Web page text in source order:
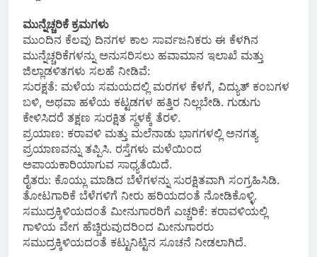
ಮುನ್ನೆಚ್ಚರಿಕೆ ಕ್ರಮಗಳು
ಮುಂದಿನ ಕೆಲವು ದಿನಗಳ ಕಾಲ ಸಾರ್ವಜನಿಕರು ಈ ಕೆಳಗಿನ
ಮುನ್ನೆಚ್ಚರಿಕೆಗಳನ್ನು ಅನುಸರಿಸಲು ಹವಾಮಾನ ಇಲಾಖೆ ಮತ್ತು
ಜಿಲ್ಲಾಡಳಿತಗಳು ಸಲಹೆ ನೀಡಿವೆ:
ಸುರಕ್ಷತೆ: ಮಳೆಯ ಸಮಯದಲ್ಲಿ ಮರಗಳ ಕೆಳಗೆ, ವಿದ್ಯುತ್ ಕಂಬಗಳ
ಬಳಿ, ಅಥವಾ ಹಳೆಯ ಕಟ್ಟಡಗಳ ಹತ್ತಿರ ನಿಲ್ಲಬೇಡಿ. ಗುಡುಗು
ಕೇಳಿಸಿದರೆ ತಕ್ಷಣ ಸುರಕ್ಷಿತ ಸ್ಥಳಕ್ಕೆ ತೆರಳಿ.
ಪ್ರಯಾಣ: ಕರಾವಳಿ ಮತ್ತು ಮಲೆನಾಡು ಭಾಗಗಳಲ್ಲಿ ಅನಗತ್ಯ
ಪ್ರಯಾಣವನ್ನು ತಪ್ಪಿಸಿ. ರಸ್ತೆಗಳು ಮಳೆಯಿಂದ
ಅಪಾಯಕಾರಿಯಾಗುವ ಸಾಧ್ಯತೆಯಿದೆ.
ರೈತರು: ಕೊಯ್ಲು ಮಾಡಿದ ಬೆಳೆಗಳನ್ನು ಸುರಕ್ಷಿತವಾಗಿ ಸಂಗ್ರಹಿಸಿಡಿ.
ತೋಟಗಾರಿಕೆ ಬೆಳೆಗಳಿಗೆ ನೀರು ಹರಿಯದಂತೆ ನೋಡಿಕೊಳ್ಳಿ.
ಸಮುದ್ರಕ್ಕಿಳಿಯದಂತೆ ಮೀನುಗಾರರಿಗೆ ಎಚ್ಚರಿಕೆ: ಕರಾವಳಿಯಲ್ಲಿ
ಗಾಳಿಯ ವೇಗ ಹೆಚ್ಚಿರುವುದರಿಂದ ಮೀನುಗಾರರು
ಸಮುದ್ರಕ್ಕಿಳಿಯದಂತೆ ಕಟ್ಟುನಿಟ್ಟಿನ ಸೂಚನೆ ನೀಡಲಾಗಿದೆ.